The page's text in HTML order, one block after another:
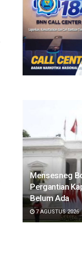
Mensesneg
Pergantian
Belum Ada
7 AGUSTUS 2026